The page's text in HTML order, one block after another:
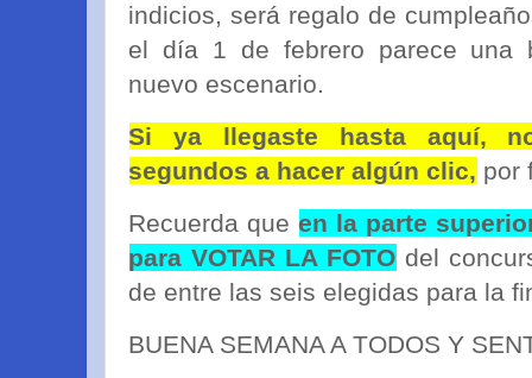
indicios, será regalo de
el día 1 de febrero parece una
nuevo escenario.
Si ya llegaste hasta aquí,
segundos a hacer algún clic, por
Recuerda queen la parte
para VOTAR LA FOTO del
de entre las seis elegidas para la
BUENA SEMANA A TODOS Y